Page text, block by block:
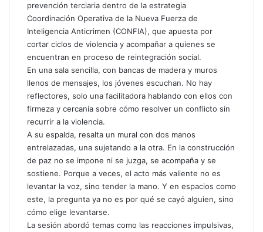
prevención terciaria dentro de la estrategia
Coordinación Operativa de la Nueva Fuerza de
Inteligencia Anticrimen (CONFIA), que apuesta por
cortar ciclos de violencia y acompañar a quienes se
encuentran en proceso de reintegración social.
En una sala sencilla, con bancas de madera y muros
llenos de mensajes, los jóvenes escuchan. No hay
reflectores, solo una facilitadora hablando con ellos con
firmeza y cercanía sobre cómo resolver un conflicto sin
recurrir a la violencia.
A su espalda, resalta un mural con dos manos
entrelazadas, una sujetando a la otra. En la construcción
de paz no se impone ni se juzga, se acompaña y se
sostiene. Porque a veces, el acto más valiente no es
levantar la voz, sino tender la mano. Y en espacios como
este, la pregunta ya no es por qué se cayó alguien, sino
cómo elige levantarse.
La sesión abordó temas como las reacciones impulsivas,